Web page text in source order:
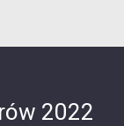
2022